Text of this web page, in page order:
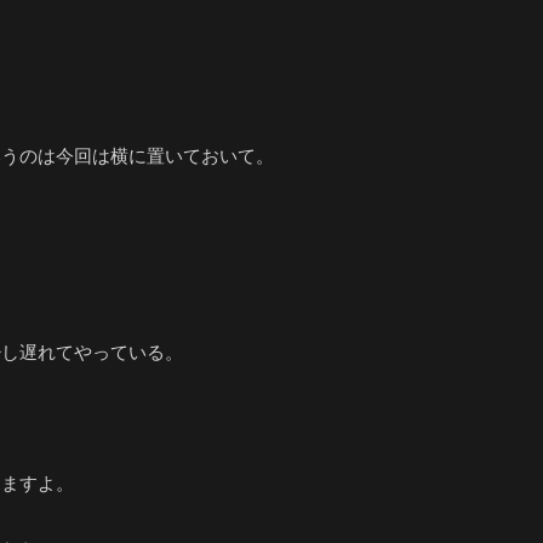
のは今回は横に置いておいて。
遅れてやっている。
すよ。